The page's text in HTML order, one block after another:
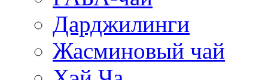
Дарджилинги
Жасминовый чай